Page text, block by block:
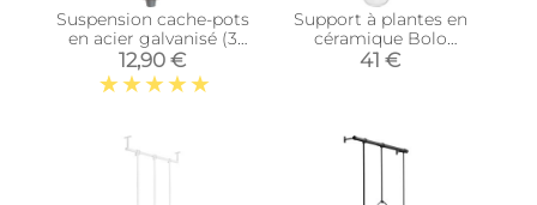
Suspension cache-pots
en acier galvanisé (3
cache-pots)
12,90 €
Support à plantes en
céramique Bolo
(Blanc)
41 €